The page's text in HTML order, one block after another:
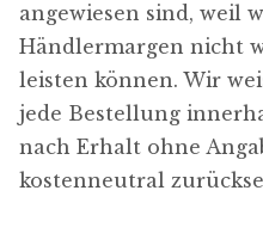
angewiesen sind, weil
Händlermargen nicht
leisten können. Wir
jede Bestellung
nach Erhalt ohne
kostenneutral